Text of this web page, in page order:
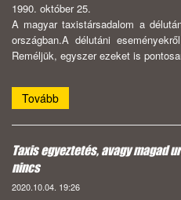
1990. október 25.
A magyar taxistársadalom a
országban.A délutáni
Reméljük, egyszer ezeket is
Tovább
Taxis egyeztetés, avagy magad
nincs
2020.10.04. 19:26